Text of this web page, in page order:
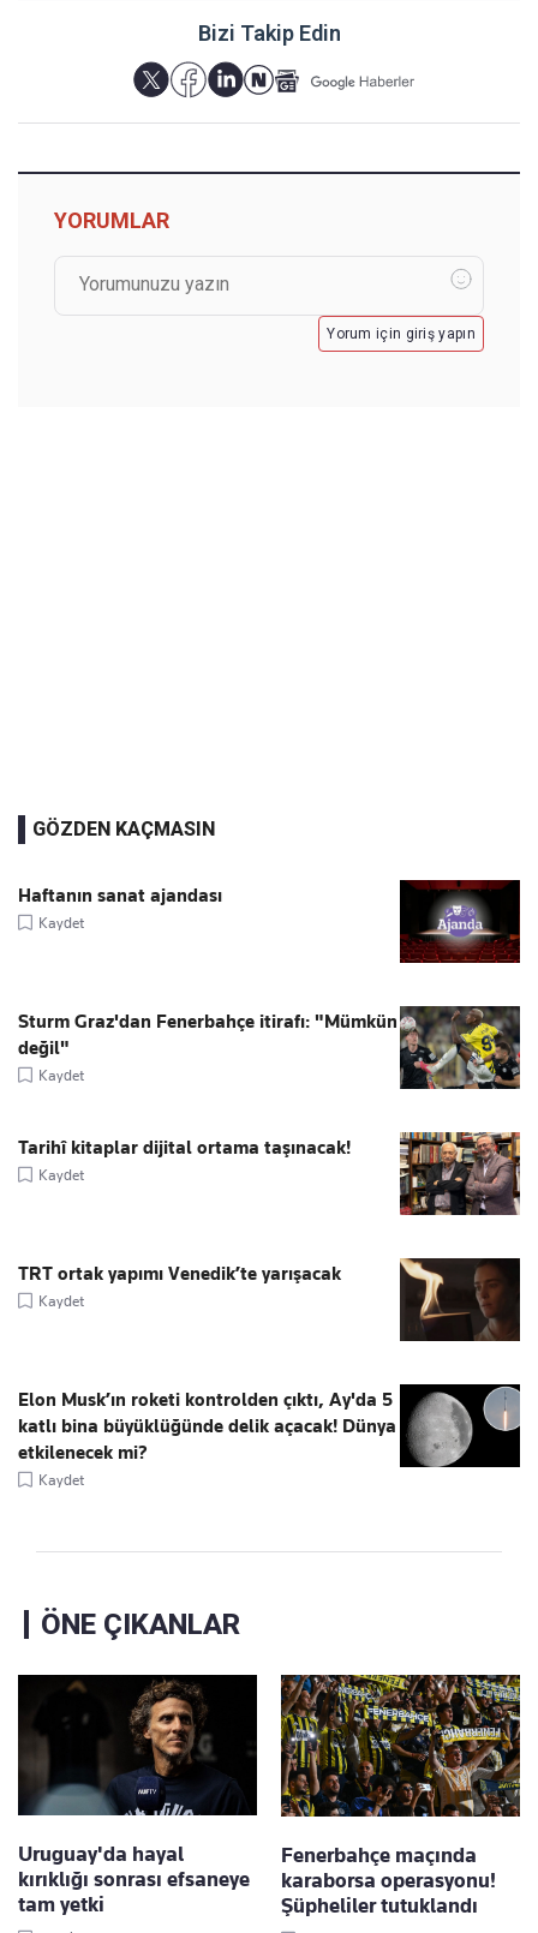
Bizi Takip Edin
YORUMLAR
Yorum için giriş yapın
GÖZDEN KAÇMASIN
Haftanın sanat ajandası
Kaydet
Sturm Graz'dan Fenerbahçe itirafı: "Mümkün
değil"
Kaydet
Tarihî kitaplar dijital ortama taşınacak!
Kaydet
TRT ortak yapımı Venedik’te yarışacak
Kaydet
Elon Musk’ın roketi kontrolden çıktı, Ay'da 5
katlı bina büyüklüğünde delik açacak! Dünya
etkilenecek mi?
Kaydet
ÖNE ÇIKANLAR
Uruguay'da hayal
kırıklığı sonrası efsaneye
tam yetki
Fenerbahçe maçında
karaborsa operasyonu!
Şüpheliler tutuklandı